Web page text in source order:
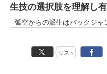
生技の選択肢を理解し
弧空からの派生はバックジャ
リスト